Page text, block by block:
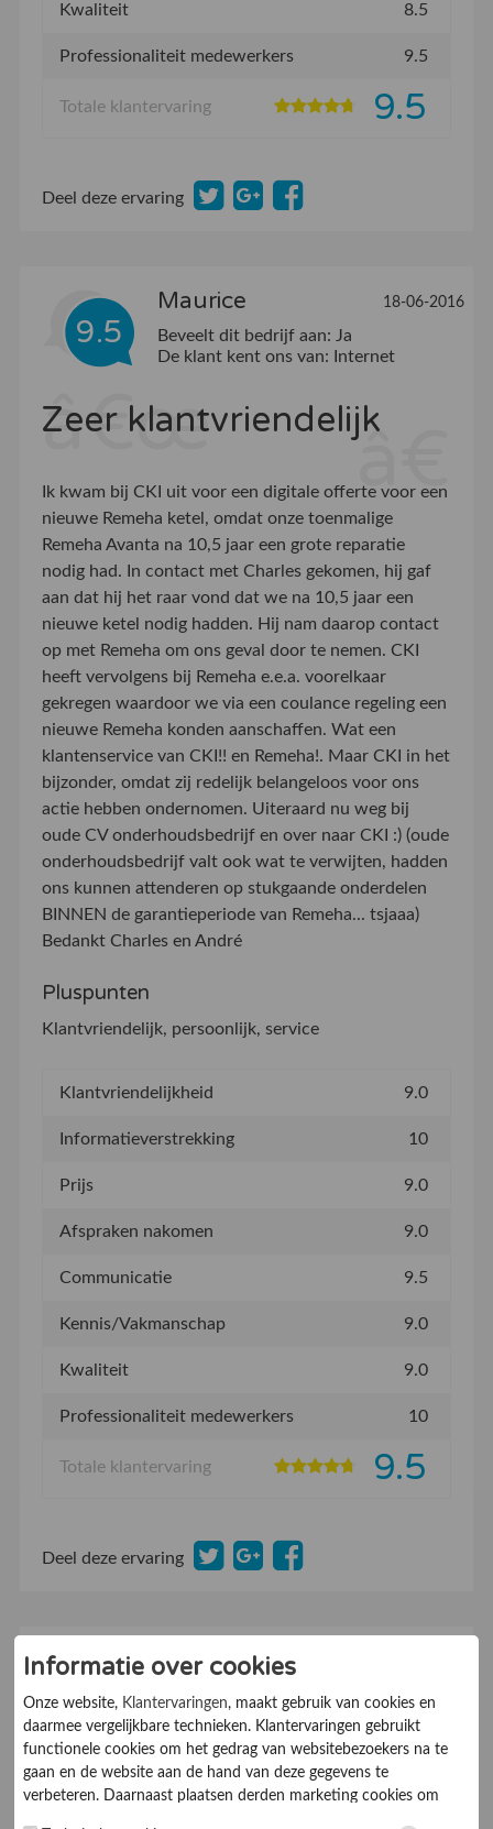
Kwaliteit 8.5
Professionaliteit medewerkers 9.5
Totale klantervaring 9.5
Deel deze ervaring
9.5
Maurice 18-06-2016
Beveelt dit bedrijf aan: Ja
De klant kent ons van:
Internet
Zeer klantvriendelijk
Ik kwam bij CKI uit voor een digitale offerte voor een
nieuwe Remeha ketel, omdat onze toenmalige
Remeha Avanta na 10,5 jaar een grote reparatie
nodig had. In contact met Charles gekomen, hij gaf
aan dat hij het raar vond dat we na 10,5 jaar een
nieuwe ketel nodig hadden. Hij nam daarop contact
op met Remeha om ons geval door te nemen. CKI
heeft vervolgens bij Remeha e.e.a. voorelkaar
gekregen waardoor we via een coulance regeling een
nieuwe Remeha konden aanschaffen. Wat een
klantenservice van CKI!! en Remeha!. Maar CKI in het
bijzonder, omdat zij redelijk belangeloos voor ons
actie hebben ondernomen. Uiteraard nu weg bij
oude CV onderhoudsbedrijf en over naar CKI :) (oude
onderhoudsbedrijf valt ook wat te verwijten, hadden
ons kunnen attenderen op stukgaande onderdelen
BINNEN de garantieperiode van Remeha... tsjaaa)
Bedankt Charles en André
Pluspunten
Klantvriendelijk, persoonlijk, service
Klantvriendelijkheid 9.0
Informatieverstrekking 10
Prijs 9.0
Afspraken nakomen 9.0
Communicatie 9.5
Kennis/Vakmanschap 9.0
Kwaliteit 9.0
Professionaliteit medewerkers 10
Totale klantervaring 9.5
Deel deze ervaring
10
Maurice
Beveelt dit bedrijf aan: Ja
De klant kent ons van:
Internet
Zeer klantvriendelijk
Informatie over cookies
Onze website, Klantervaringen, maakt gebruik van cookies en
daarmee vergelijkbare technieken. Klantervaringen gebruikt
functionele cookies om het gedrag van websitebezoekers na te
gaan en de website aan de hand van deze gegevens te
verbeteren. Daarnaast plaatsen derden marketing cookies om